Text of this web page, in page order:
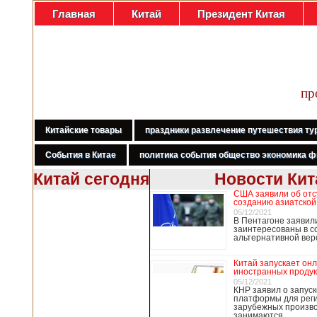
Главная Китай Президент Китая
Китайские товары праздники развлечение путешествия
События в Китае политика события общество экономика
Китай сегодня Новости
США заявили об
созданию
05/12/2021
В Пентагоне
заинтересованы в
альтернативной
Китай запускает
иностранных
05/12/2021
КНР заявил о
платформы для
зарубежных